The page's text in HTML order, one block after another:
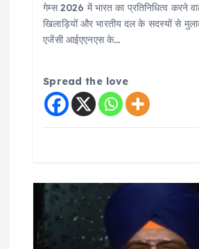
गेम्स 2026 में भारत का प्रतिनिधित्व करने
खिलाड़ियों और भारतीय दल के सदस्यों से
एजेंसी आईएएनएस के…
Spread the love